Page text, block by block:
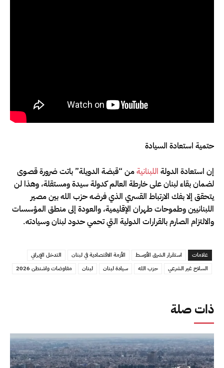
ذات صلة
حتمية استعادة السيادة
إن استعادة الدولة اللبنانيةمن “قبضة الدويلة” باتت ضرورة قصوى
لضمان بقاء لبنان على خارطة العالم كدولة سيدة ومستقلة، وهذا لن
يتحقق إلا بفك الارتباط القسري الذي فرضه حزب الله بين مصير
اللبنانيين وطموحات طهران الإقليمية، والعودة إلى منطق المؤسسات
والالتزام الصارم بالقرارات الدولية التي تحمي حدود لبنان وسيادته.
علامات استقرار الشرق الأوسط الأزمة الاقتصادية في لبنان
التدخل الإيراني
السلاح غير الشرعي
حزب الله سيادة لبنان لبنان مفاوضات واشنطن 2026